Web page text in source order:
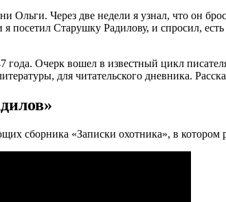
Ольги. Через две недели я узнал, что он
посетил Старушку Радилову, и спросил,
года. Очерк вошел в известный цикл
для читательского дневника.
сборника «Записки охотника», в котором